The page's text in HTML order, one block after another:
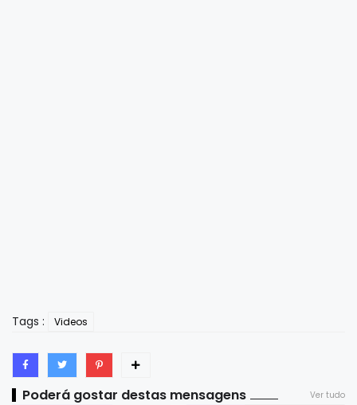
Tags : Videos
Poderá gostar destas mensagens Ver tudo